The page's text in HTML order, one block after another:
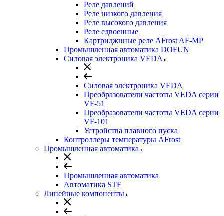
Реле давлений
Реле низкого давления
Реле высокого давления
Реле сдвоенные
Картриджнные реле AFrost AF-MP
Промышленная автоматика DOFUN
Силовая электроника VEDA
Силовая электроника VEDA
Преобразователи частоты VEDA серии
VF-51
Преобразователи частоты VEDA серии
VF-101
Устройства плавного пуска
Контроллеры температуры AFrost
Промышленная автоматика
Промышленная автоматика
Автоматика STF
Линейные компоненты